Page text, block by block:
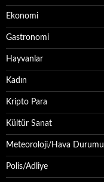
Ekonomi
Gastronomi
Hayvanlar
Kadın
Kripto Para
Kültür Sanat
Meteoroloji/Hava Durumu
Polis/Adliye